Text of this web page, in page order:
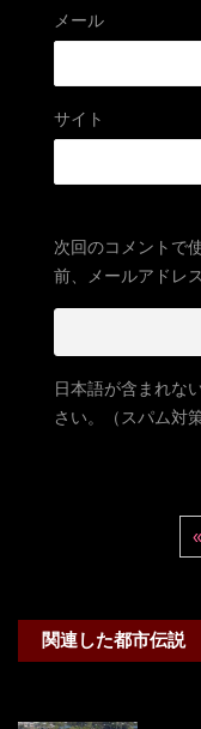
メール
サイト
次回のコメントで
前、メールアドレ
日本語が含まれな
さい。（スパム対策
関連した都市伝説